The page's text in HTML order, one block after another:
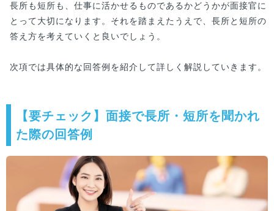
長所も短所も、仕事に活かせるものであるかどうかが面接官に
とって大切になります。それを踏まえたうえで、長所と短所の
答え方を考えていくと良いでしょう。
次項では具体的な回答例を紹介して詳しく解説していきます。
【要チェック】面接で長所・短所を聞かれ
た際の回答例